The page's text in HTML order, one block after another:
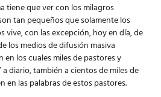
tiene que ver con losmilagros
tan pequeños que solamente los
vive, con las excepción, hoy en día, de
los medios de difusión masiva
los cuales miles de pastores y
a diario, también a cientos de miles de
en las palabras de estos pastores.